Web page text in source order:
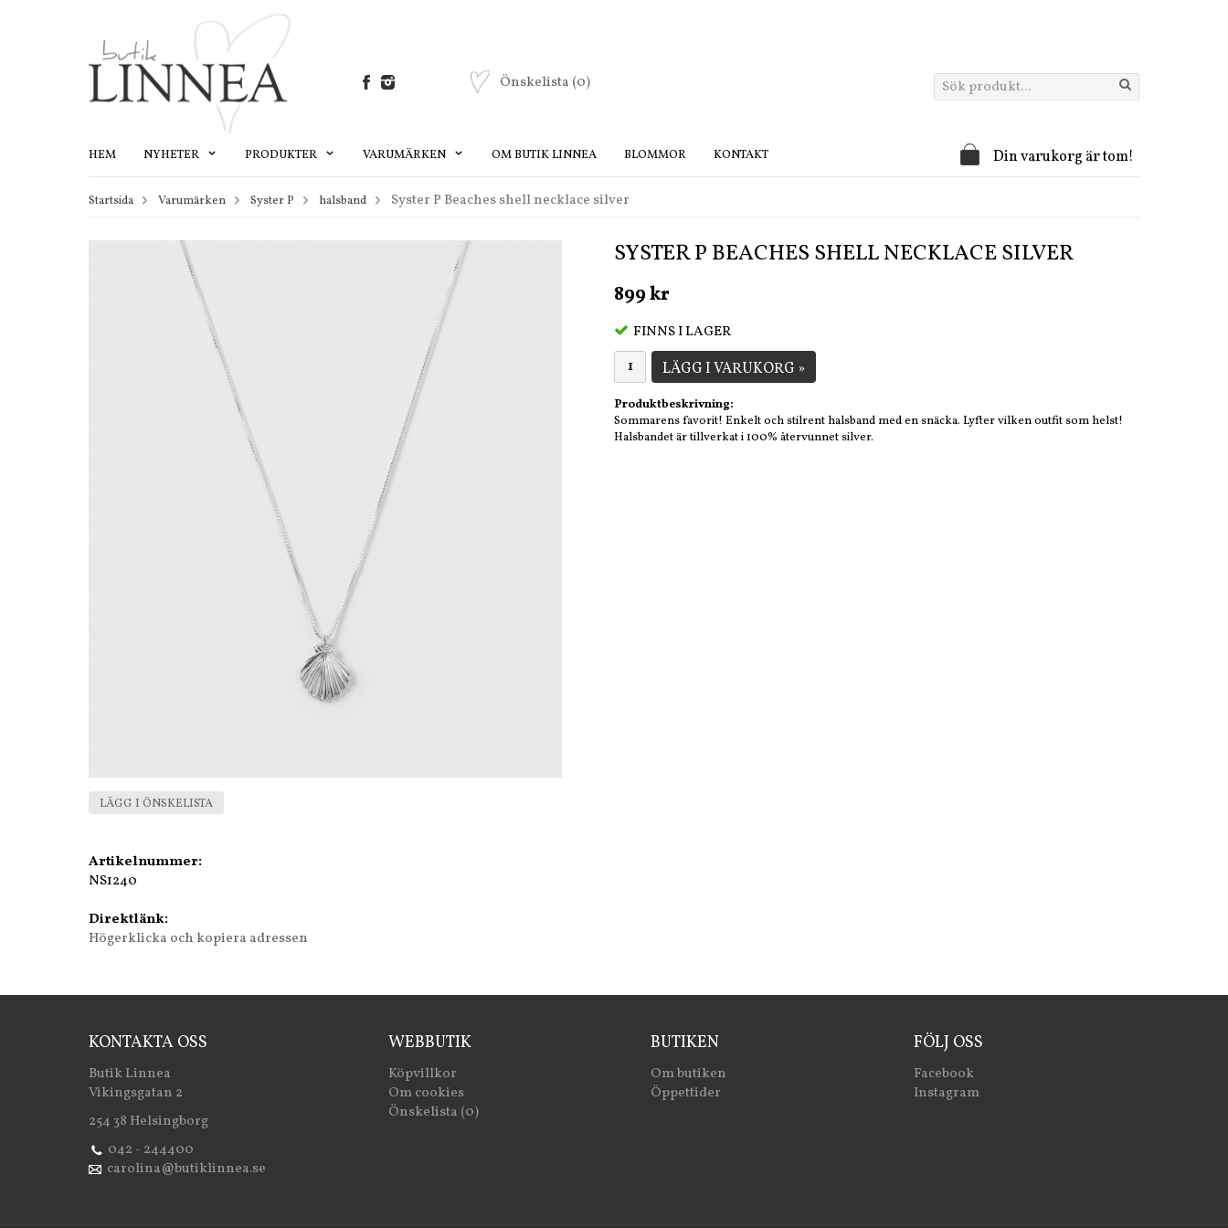
Önskelista (0)
HEM NYHETER PRODUKTER VARUMÄRKEN OM BUTIK LINNEA BLOMMOR KONTAKT Din varukorg är tom!
Startsida Varumärken Syster P halsband Syster P Beaches shell necklace silver
SYSTER P BEACHES SHELL NECKLACE SILVER
899 kr
FINNS I LAGER
LÄGG I VARUKORG »
Produktbeskrivning:
Sommarens favorit! Enkelt och stilrent halsband med en snäcka. Lyfter vilken outfit som helst!
Halsbandet är tillverkat i 100% återvunnet silver.
LÄGG I ÖNSKELISTA
Artikelnummer:
NS1240
Direktlänk:
Högerklicka och kopiera adressen
KONTAKTA OSS
Butik Linnea
Vikingsgatan 2
254 38 Helsingborg
042 - 244400
carolina@butiklinnea.se
WEBBUTIK
Köpvillkor
Om cookies
Önskelista (0)
BUTIKEN
Om butiken
Öppettider
FÖLJ OSS
Facebook
Instagram